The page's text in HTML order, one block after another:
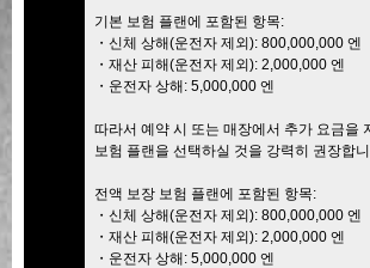
기본 보험 플랜에 포함된 항목:
・신체 상해(운전자 제외): 800,000,000 엔
・재산 피해(운전자 제외): 2,000,000 엔
・운전자 상해: 5,000,000 엔
따라서 예약 시 또는 매장에서 추가 요금을
보험 플랜을 선택하실 것을 강력히 권장합니
전액 보장 보험 플랜에 포함된 항목:
・신체 상해(운전자 제외): 800,000,000 엔
・재산 피해(운전자 제외): 2,000,000 엔
・운전자 상해: 5,000,000 엔